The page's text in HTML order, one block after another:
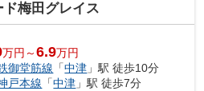
ド梅田グレイス
万円～6.9万円
御堂筋線 「中津 」駅 徒歩10分
戸本線 「中津 」駅 徒歩7分